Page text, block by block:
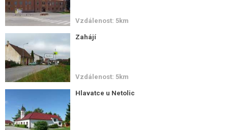
Vzdálenost: 5km
Zahájí
Vzdálenost: 5km
Hlavatce u Netolic